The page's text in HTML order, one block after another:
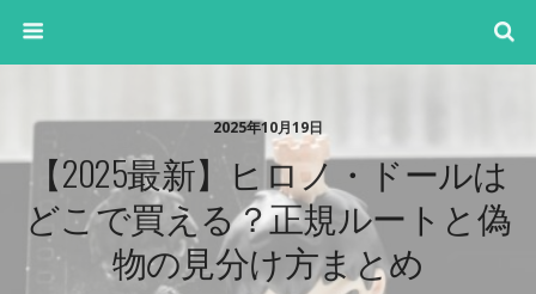
2025年10月19日
【2025最新】ヒロノ・ドールは
どこで買える？正規ルートと偽
物の見分け方まとめ